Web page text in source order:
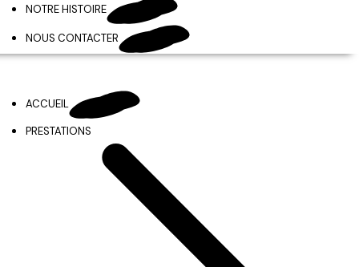
NOTRE HISTOIRE
NOUS CONTACTER
ACCUEIL
PRESTATIONS